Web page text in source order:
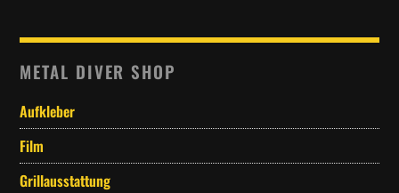
METAL DIVER SHOP
Aufkleber
Film
Grillausstattung